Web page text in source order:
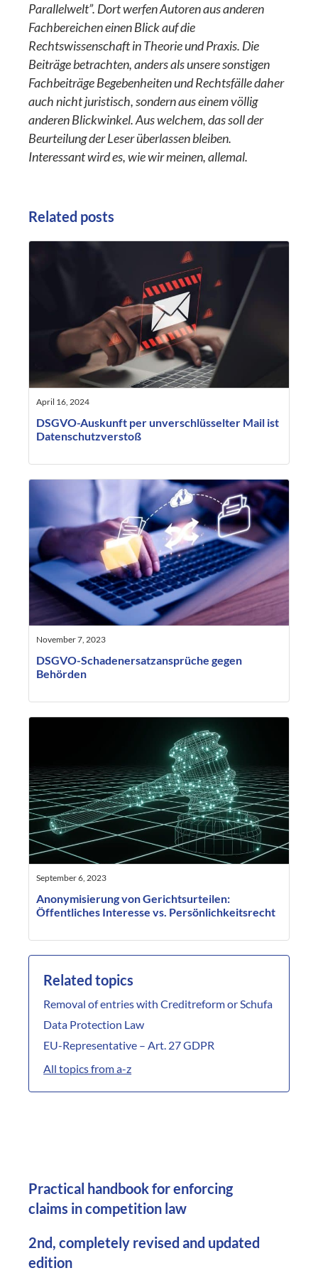
Parallelwelt”. Dort werfen Autoren aus anderen
Fachbereichen einen Blick auf die
Rechtswissenschaft in Theorie und Praxis. Die
Beiträge betrachten, anders als unsere sonstigen
Fachbeiträge Begebenheiten und Rechtsfälle daher
auch nicht juristisch, sondern aus einem völlig
anderen Blickwinkel. Aus welchem, das soll der
Beurteilung der Leser überlassen bleiben.
Interessant wird es, wie wir meinen, allemal.
Related posts
April 16, 2024
DSGVO-Auskunft per unverschlüsselter Mail ist
Datenschutzverstoß
November 7, 2023
DSGVO-Schadenersatzansprüche gegen
Behörden
September 6, 2023
Anonymisierung von Gerichtsurteilen:
Öffentliches Interesse vs. Persönlichkeitsrecht
Related topics
Removal of entries with Creditreform or Schufa
Data Protection Law
EU-Representative – Art. 27 GDPR
All topics from a-z
Practical handbook for enforcing
claims in competition law
2nd, completely revised and updated
edition